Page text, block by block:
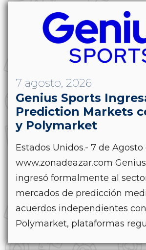
7 agosto, 2026
Genius Sports
Prediction Markets
y Polymarket
Estados Unidos.- 7 de Agosto
www.zonadeazar.com
ingresó formalmente al
mercados de predicción
acuerdos independientes
Polymarket, plataformas